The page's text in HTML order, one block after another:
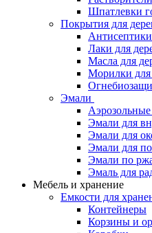
Шпатлевки
Покрытия для
Антисептики
Лаки для
Масла для
Морилки для
Эмали
Аэрозольные
Эмали для
Эмали для
Эмали для
Эмали по
Эмаль для
Мебель и хранение
Емкости для
Контейнеры
Корзины и